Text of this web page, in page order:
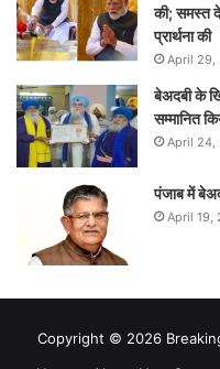
की; समस्‍त
प्रार्थना की
April 29,
बेअदबी के
सम्मानित
April 24,
पंजाब में
April 19,
Copyright © 2026